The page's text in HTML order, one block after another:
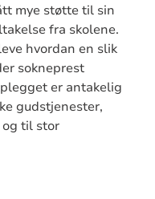
mye støtte til sin
fra skolene.
hvordan en slik
sokneprest
er antakelig
gudstjenester,
til stor